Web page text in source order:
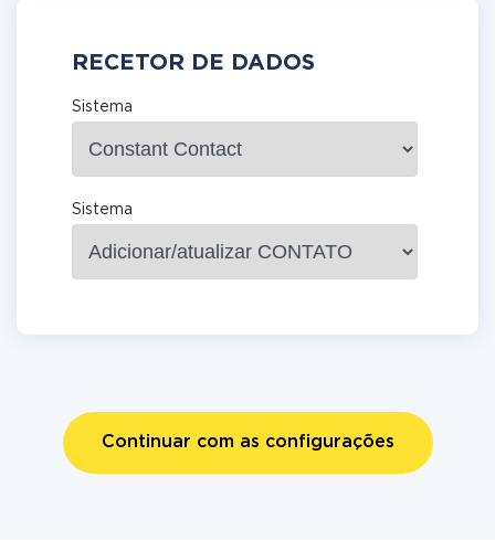
RECETOR DE DADOS
Sistema
Sistema
Continuar com as configurações